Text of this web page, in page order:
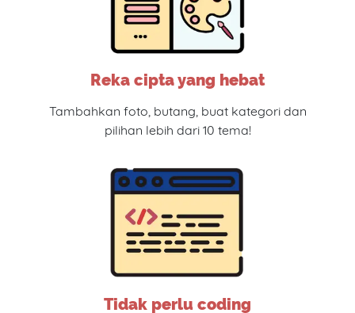
Reka cipta yang hebat
Tambahkan foto, butang, buat kategori dan
pilihan lebih dari 10 tema!
Tidak perlu coding